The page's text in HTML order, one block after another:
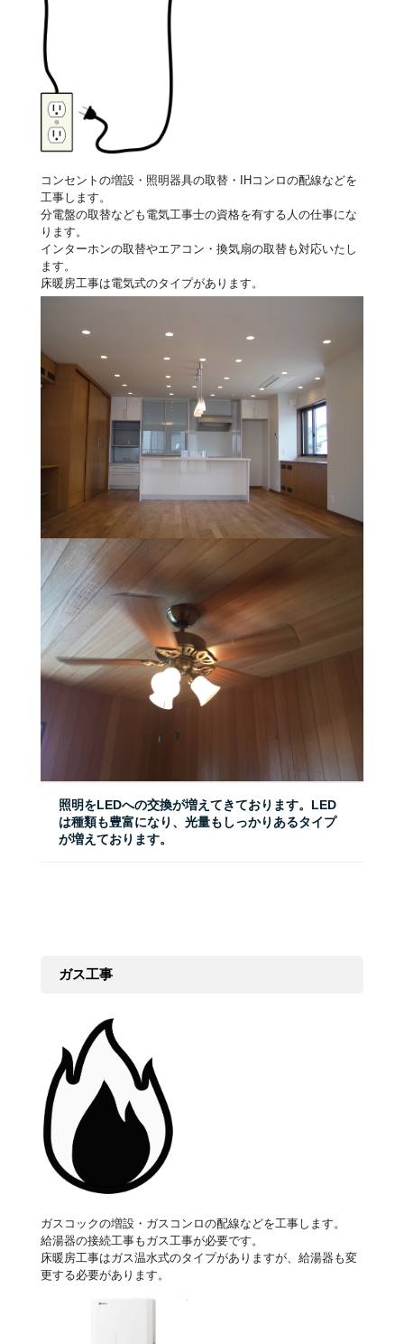
コンセントの増設・照明器具の取替・IHコンロの配線などを
工事します。
分電盤の取替なども電気工事士の資格を有する人の仕事にな
ります。
インターホンの取替やエアコン・換気扇の取替も対応いたし
ます。
床暖房工事は電気式のタイプがあります。
照明をLEDへの交換が増えてきております。LED
は種類も豊富になり、光量もしっかりあるタイプ
が増えております。
ガス工事
ガスコックの増設・ガスコンロの配線などを工事します。
給湯器の接続工事もガス工事が必要です。
床暖房工事はガス温水式のタイプがありますが、給湯器も変
更する必要があります。